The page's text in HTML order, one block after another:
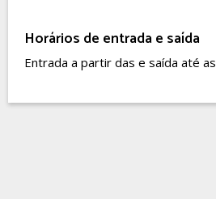
Horários de entrada e saída
Entrada a partir das e saída até as